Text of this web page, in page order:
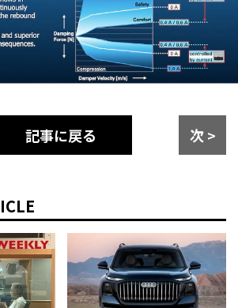
記事に戻る 次 >